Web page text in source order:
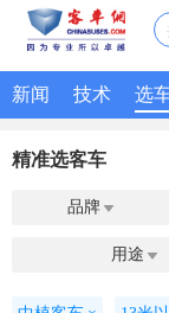
新闻 技术 选
精准选客车
品牌 
用途 